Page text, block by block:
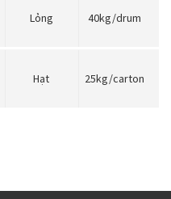
Lỏng 40kg/drum
Hạt 25kg/carton